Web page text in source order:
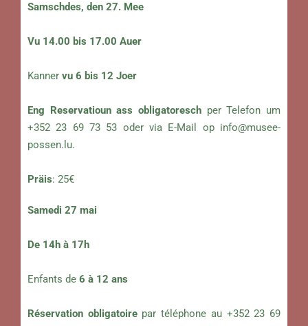
Samschdes, den 27. Mee
Vu 14.00 bis 17.00 Auer
Kanner vu 6 bis 12 Joer
Eng Reservatioun ass obligatoresch per Telefon um
+352 23 69 73 53 oder via E-Mail op info@musee-
possen.lu.
Präis: 25€
Samedi 27 mai
De 14h à 17h
Enfants de 6 à 12 ans
Réservation obligatoirepar téléphone au +352 23 69